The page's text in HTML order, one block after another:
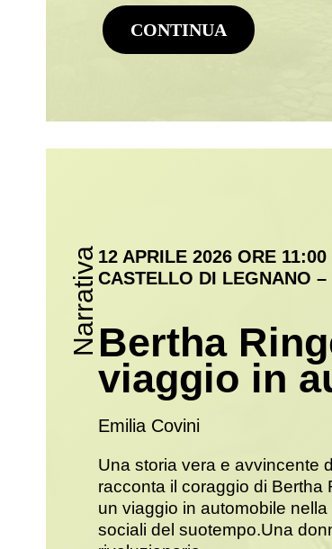
CONTINUA
Narrativa 12 APRILE 2026 ORE 11:00
CASTELLO DI LEGNANO
Bertha
viaggio in
Emilia Covini
Una storia vera e avvincente
racconta il coraggio di Bertha
un viaggio in automobile
sociali del suotempo.Una